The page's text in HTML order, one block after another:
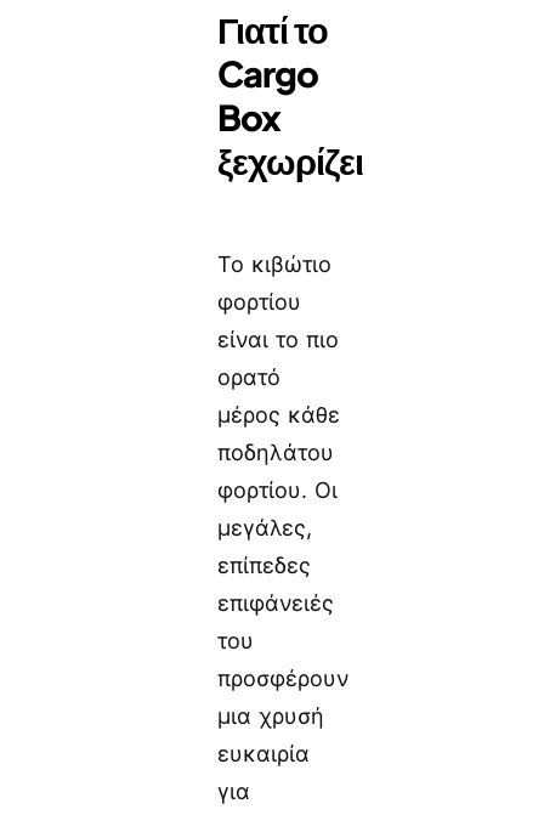
Γιατί το
Cargo
Box
ξεχωρίζει
Το κιβώτιο
φορτίου
είναι το πιο
ορατό
μέρος κάθε
ποδηλάτου
φορτίου. Οι
μεγάλες,
επίπεδες
επιφάνειές
του
προσφέρουν
μια χρυσή
ευκαιρία
για